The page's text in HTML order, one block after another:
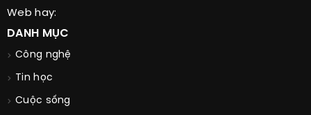
Web hay:
DANH MỤC
Công nghệ
Tin học
Cuộc sống